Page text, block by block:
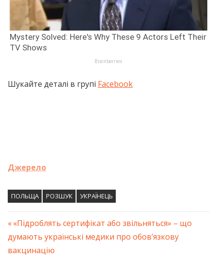
Шукайте деталі в групі Facebook
Джерело
ПОЛЬЩА РОЗШУК УКРАЇНЕЦЬ
Навігація
Previous
Post:
«Підроблять сертифікат або звільняться» – що
думають українські медики про обов’язкову
вакцинацію